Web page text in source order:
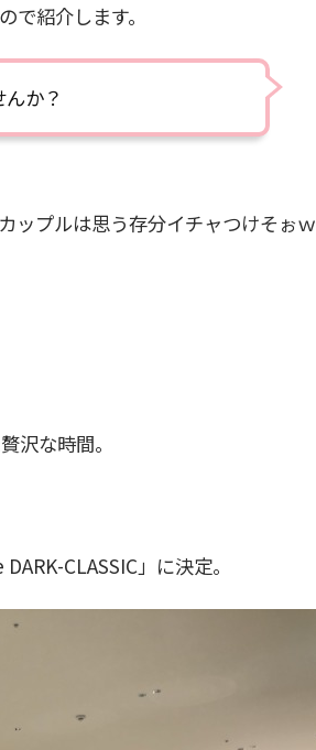
で紹介します。
か？
ップルは思う存分イチャつけそぉｗ
沢な時間。
CLASSIC」に決定。